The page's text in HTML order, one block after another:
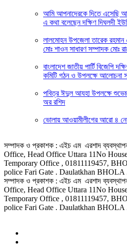
আমি আপনাদেরকে দিতে এসেছি
এ কথা বলেছেন দক্ষিণ দিঘলদী
লালমোহন উপজেলা তারেক রহমান
মোঃ শাওন সাধারণ সম্পাদক মোঃ
বাংলাদেশ জাতীয় পার্টি বিজেপি
কমিটি গঠন ও উপলক্ষে আলোচনা
পবিত্র ঈদুল আযহা উপলক্ষে
অর রশিদ
ভোলায় আওয়ামীলীগের আরো ৪
সম্পাদক ও প্রকাশক : এইচ এম এরশাদ
Office, Head Office Uttara 11No
Temporary Office , 01811119457,
police Fari Gate . Daulatkhan BHOLA
সম্পাদক ও প্রকাশক : এইচ এম এরশাদ
Office, Head Office Uttara 11No
Temporary Office , 01811119457,
police Fari Gate . Daulatkhan BHOLA